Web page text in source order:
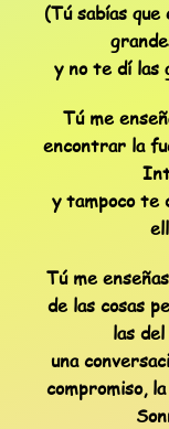
(Tú sabías
y no te dí las
Tú me
encontrar la
y tampoco te
Tú me
de las cosas
las
una
compromiso,